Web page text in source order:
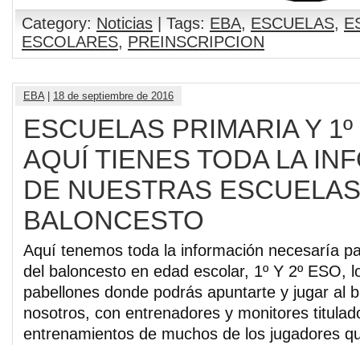
Category: Noticias | Tags: EBA, ESCUELAS,
ESCOLARES, PREINSCRIPCION
EBA| 18 de septiembre de 2016
ESCUELAS PRIMARIA Y 1º
AQUÍ TIENES TODA LA
DE NUESTRAS
BALONCESTO
Aquí tenemos toda la información necesaría
del baloncesto en edad escolar, 1º Y 2º ESO,
pabellones donde podrás apuntarte y jugar al
nosotros, con entrenadores y monitores
entrenamientos de muchos de los jugadores